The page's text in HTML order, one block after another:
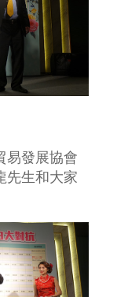
易發展協會
先生和大家